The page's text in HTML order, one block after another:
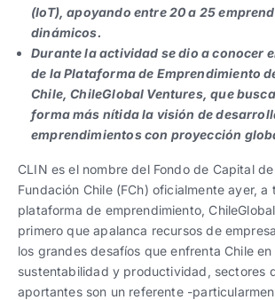
(IoT), apoyando entre 20 a 25
dinámicos.
Durante la actividad se dio a conocer
de la Plataforma de Emprendimiento
Chile, ChileGlobal Ventures, que
forma más nítida la visión de
emprendimientos con proyección
CLIN es el nombre del Fondo de Capital
Fundación Chile (FCh) oficialmente ayer, a
plataforma de emprendimiento,
primero que apalanca recursos de
los grandes desafíos que enfrenta Chile
sustentabilidad y productividad, sectores
aportantes son un referente -